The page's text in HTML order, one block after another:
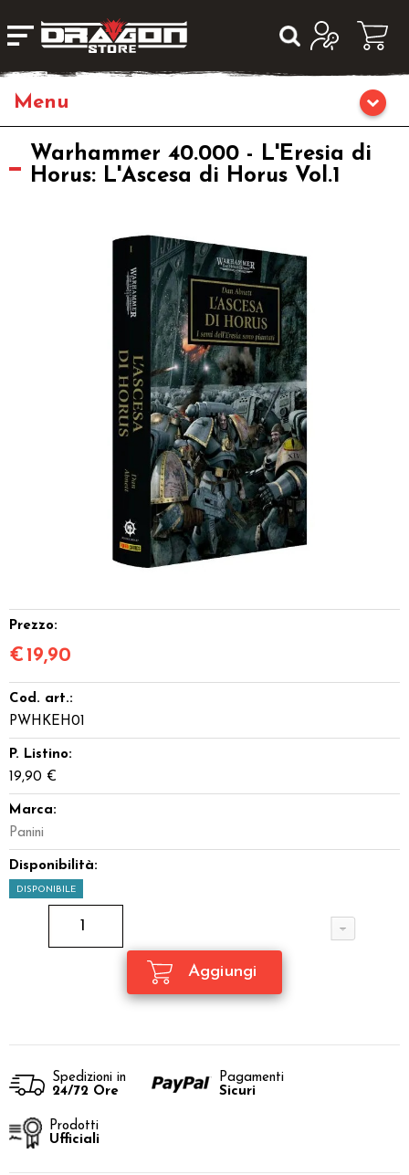
Giochi da Tavolo
Giochi di Carte Collezionabili
Giocattoli e Gadget
Offerte del Dragone
Warhammer 40.000 - L'Eresia di
Horus: L'Ascesa di Horus Vol.1
Prezzo:
€ 19,90
Cod. art.:
PWHKEH01
P. Listino:
19,90 €
Marca:
Panini
Disponibilità:
DISPONIBILE
Spedizioni in
24/72 Ore
Pagamenti
Sicuri
Prodotti
Ufficiali